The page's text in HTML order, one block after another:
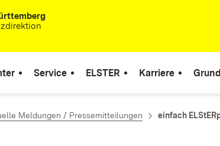
Service ELSTER Karriere
Meldungen / Pressemitteilungen einfach